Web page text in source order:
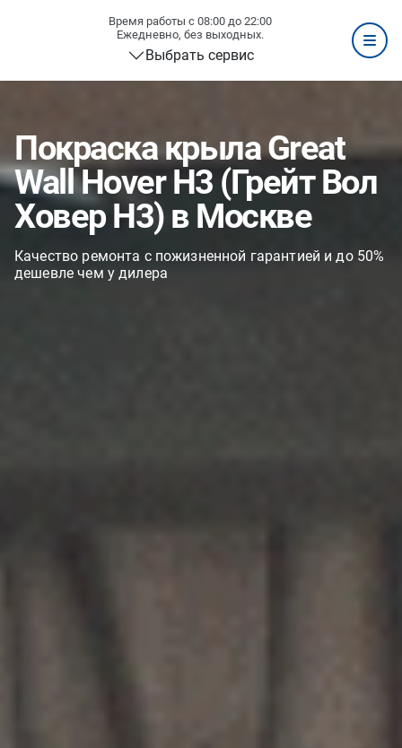
Время работы с 08:00 до 22:00
Ежедневно, без выходных.
Выбрать сервис
Покраска крыла Great
Wall Hover H3 (Грейт Вол
Ховер H3) в Москве
Качество ремонта с пожизненной гарантией и до 50%
дешевле чем у дилера